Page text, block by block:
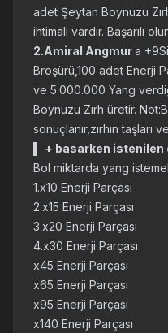
adet Şeytan Boynuzu
ihtimali vardır. Başarılı
2.Amiral Angmura
Broşürü,100 adet Enerji
ve 5.000.000 Yang
Boynuzu Zırh üretir.
sonuçlanır,zırhın taşları
+ basarken istenilen
Bol miktarda yang
1.x10 Enerji Parçası
2.x15 Enerji Parçası
3.x20 Enerji Parçası
4.x30 Enerji Parçası
x45 Enerji Parçası
x65 Enerji Parçası
x95 Enerji Parçası
x140 Enerji Parçası